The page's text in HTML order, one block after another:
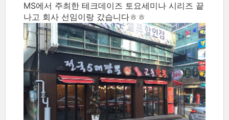
MS에서 주최한 테크데이즈 토요세미나 시리즈 끝
나고 회사 선임이랑 갔습니다ㅎㅎ